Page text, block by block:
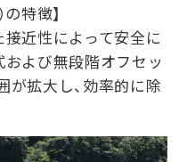
特徴】
近性によって安全に
および無段階オフセッ
が拡大し、効率的に除